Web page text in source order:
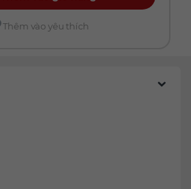
Thêm vào yêu thích